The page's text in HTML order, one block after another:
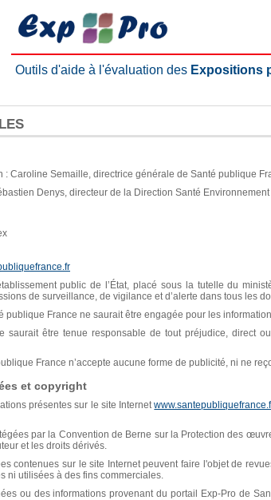
Outils d'aide à l'évaluation des Expositions
: Caroline Semaille, directrice générale de Santé publique
Denys, directeur de la Direction Santé Environnement
public de l’État, placé sous la tutelle du
de surveillance, de vigilance et d’alerte dans tous les
publique France ne saurait être engagée pour les
saurait être tenue responsable de tout préjudice, direct
France n’accepte aucune forme de publicité, ni ne
et copyright
présentes sur le site Internet
par la Convention de Berne sur la Protection des
et les droits dérivés.
contenues sur le site Internet peuvent faire l'objet de
ni utilisées à des fins commerciales.
ou des informations provenant du portail Exp-Pro de